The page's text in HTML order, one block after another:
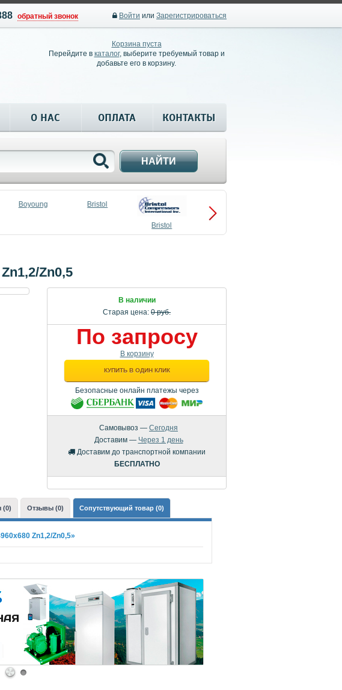
обратный звонок Войти или Зарегистрироваться
Корзина пуста
Перейдите в каталог, выберите требуемый товар и
добавьте его в корзину.
О НАС ОПЛАТА КОНТАКТЫ
НАЙТИ
Boyoung Bristol
Bristol
Compressors
Zn0,5
В наличии
Старая цена: 0 руб.
По запросу
В корзину
КУПИТЬ В ОДИН КЛИК
Безопасные онлайн платежы через
Самовывоз — Сегодня
Доставим — Через 1 день
Доставим до транспортной компании
БЕСПЛАТНО
(0) Отзывы (0) Сопутствующий товар (0)
Zn1,2/Zn0,5»
1 2